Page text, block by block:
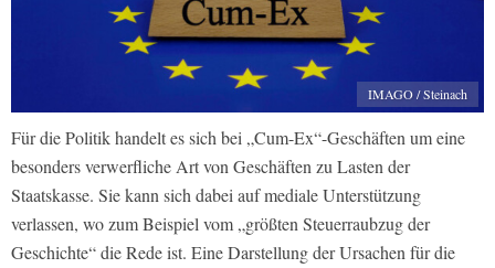
IMAGO / Steinach
Für die Politik handelt es sich bei „Cum-Ex“-Geschäften um eine
besonders verwerfliche Art von Geschäften zu Lasten der
Staatskasse. Sie kann sich dabei auf mediale Unterstützung
verlassen, wo zum Beispiel vom „größten Steuerraubzug der
Geschichte“ die Rede ist. Eine Darstellung der Ursachen für die